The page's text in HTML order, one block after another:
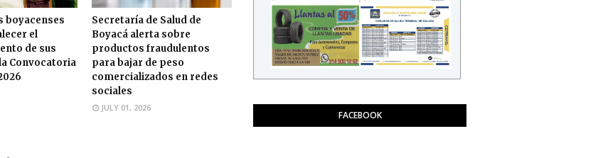
boyacenses
el
de sus
Convocatoria
Secretaría de Salud de
Boyacá alerta sobre
productos fraudulentos
para bajar de peso
comercializados en redes
sociales
JULY 01, 2026
FACEBOOK